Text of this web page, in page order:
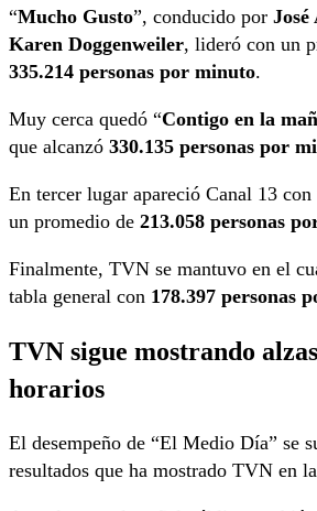
“Mucho Gusto”, conducido por José
Karen Doggenweiler, lideró con un
335.214 personas por minuto.
Muy cerca quedó “Contigo en la
que alcanzó 330.135 personas por
En tercer lugar apareció Canal 13
un promedio de 213.058 personas
Finalmente, TVN se mantuvo en el
tabla general con 178.397 personas
TVN sigue mostrando
horarios
El desempeño de “El Medio Día” se
resultados que ha mostrado TVN en